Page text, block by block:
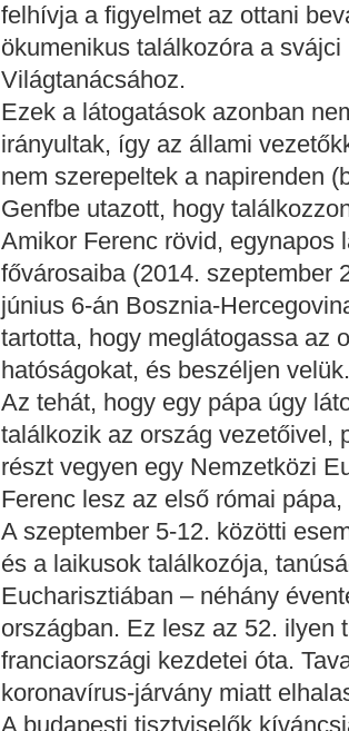
felhívja a figyelmet az ottani
ökumenikus találkozóra a
Világtanácsához.
Ezek a látogatások azonban
irányultak, így az állami
nem szerepeltek a napirenden
Genfbe utazott, hogy
Amikor Ferenc rövid, egynapos
fővárosaiba (2014. szeptember
június 6-án Bosznia-
tartotta, hogy meglátogassa az
hatóságokat, és beszéljen velük.
Az tehát, hogy egy pápa úgy
találkozik az ország vezetőivel,
részt vegyen egy Nemzetközi
Ferenc lesz az első római
A szeptember 5-12. közötti
és a laikusok találkozója,
Eucharisztiában – néhány
országban. Ez lesz az 52. ilyen
franciaországi kezdetei óta.
koronavírus-járvány miatt
A budapesti tisztviselők